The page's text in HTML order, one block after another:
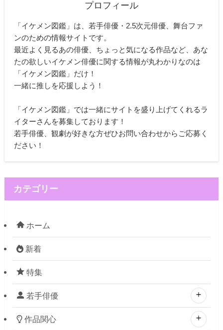
プロフィール
「イケメン図鑑」は、若手俳優・2.5次元俳優、舞台ファ
ンのための情報サイトです。
最近よく見るあの俳優、ちょっと気になる作品など、あな
たの欲しいイケメン俳優に関する情報が丸わかりなのは
「イケメン図鑑」だけ！
一緒に推しを応援しよう！
「イケメン図鑑」では一緒にサイトを盛り上げてくれるラ
イターさんを募集しております！
若手俳優、観劇が好きな方ぜひお問い合わせからご応募く
ださい！
カテゴリー
ホーム
新着
特集
若手俳優
作品関心